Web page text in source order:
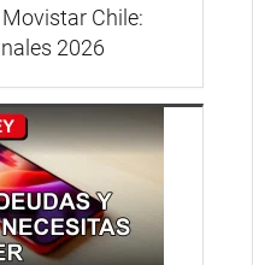
Chile:
2026